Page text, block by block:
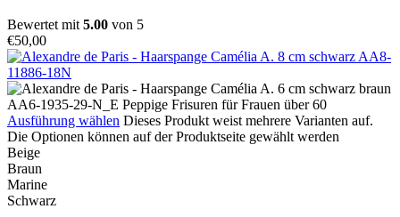
Bewertet mit 5.00 von 5
€50,00
Ausführung wählen Dieses Produkt weist mehrere Varianten auf.
Die Optionen können auf der Produktseite gewählt werden
Beige
Braun
Marine
Schwarz